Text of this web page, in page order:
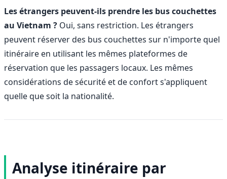
Les étrangers peuvent-ils prendre les bus couchettes
au Vietnam ? Oui, sans restriction. Les étrangers
peuvent réserver des bus couchettes sur n'importe quel
itinéraire en utilisant les mêmes plateformes de
réservation que les passagers locaux. Les mêmes
considérations de sécurité et de confort s'appliquent
quelle que soit la nationalité.
Analyse itinéraire par